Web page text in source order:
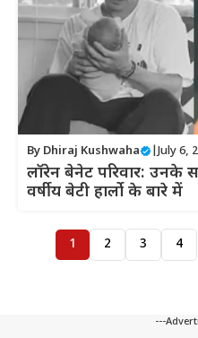
By Dhiraj Kushwaha July 6,
लॉरेन बेनेट परिवार: उनके
वर्षीय बेटी हार्लो के बारे में
1 2 3 4
---